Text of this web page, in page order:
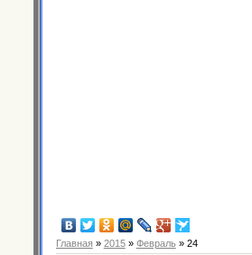
Главная » 2015 » Февраль » 24